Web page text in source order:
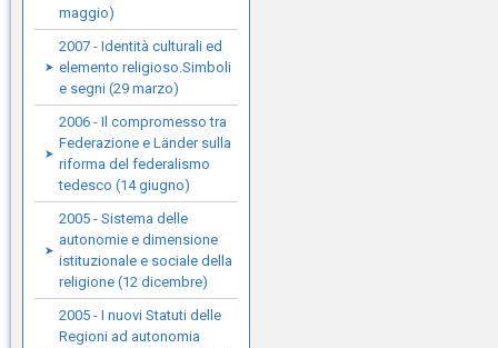
maggio)
2007 - Identità culturali ed
elemento religioso.Simboli
e segni (29 marzo)
2006 - Il compromesso tra
Federazione e Länder sulla
riforma del federalismo
tedesco (14 giugno)
2005 - Sistema delle
autonomie e dimensione
istituzionale e sociale della
religione (12 dicembre)
2005 - I nuovi Statuti delle
Regioni ad autonomia